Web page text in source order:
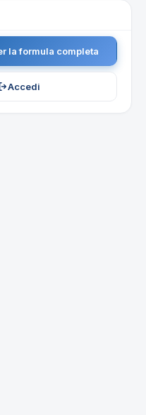
la formula completa
Accedi